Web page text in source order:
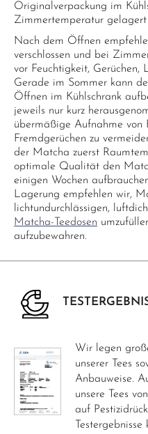
Originalverpackung im
Zimmertemperatur gelagert
Nach dem Öffnen
verschlossen und bei
vor Feuchtigkeit, Gerüchen,
Gerade im Sommer kann
Öffnen im Kühlschrank
jeweils nur kurz
übermäßige Aufnahme von
Fremdgerüchen zu
der Matcha zuerst
optimale Qualität den
einigen Wochen
Lagerung empfehlen wir,
lichtundurchlässigen,
Matcha-Teedosen
aufzubewahren.
Wir legen
unserer Tees
Anbauweise.
unsere Tees
auf